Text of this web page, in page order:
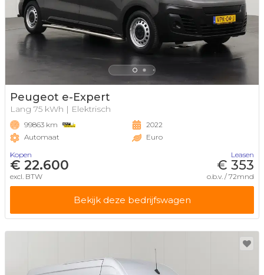
Peugeot e-Expert
Lang 75 kWh | Elektrisch
99863 km
Automaat
2022
Euro
Kopen
€ 22.600
excl. BTW
Leasen
€ 353
o.b.v. / 72mnd
Bekijk deze bedrijfswagen